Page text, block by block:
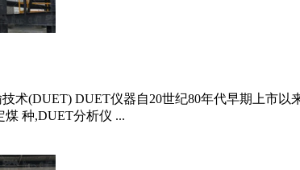
术(DUET) DUET仪器自20世纪80年代早期上市
种,DUET分析仪 ...